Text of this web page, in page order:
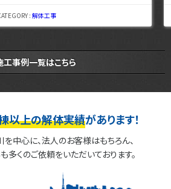
:解体工事
工事例一覧はこちら
以上の解体実績があります！
を中心に、法人のお客様はもちろん、
多くのご依頼をいただいております。